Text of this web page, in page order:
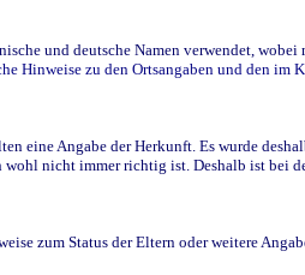
und deutsche Namen verwendet,
Hinweise zu den Ortsangaben und den im
eine Angabe der Herkunft. Es wurde
nicht immer richtig ist. Deshalb ist bei
zum Status der Eltern oder weitere